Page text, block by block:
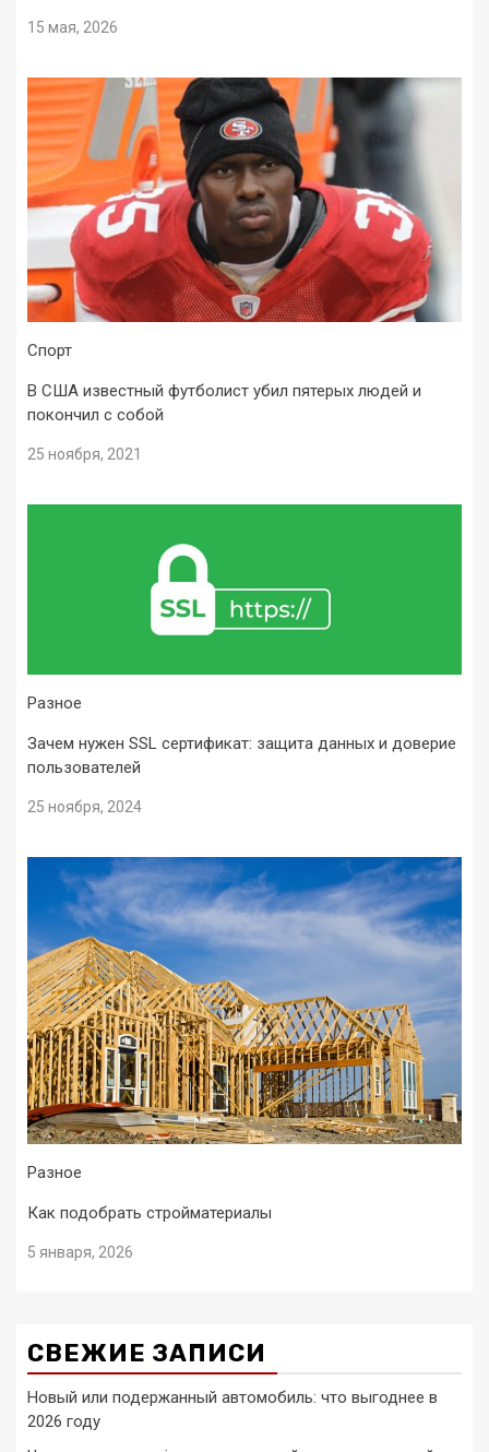
15 мая, 2026
Спорт
В США известный футболист убил пятерых людей и
покончил с собой
25 ноября, 2021
Разное
Зачем нужен SSL сертификат: защита данных и доверие
пользователей
25 ноября, 2024
Разное
Как подобрать стройматериалы
5 января, 2026
СВЕЖИЕ ЗАПИСИ
Новый или подержанный автомобиль: что выгоднее в
2026 году